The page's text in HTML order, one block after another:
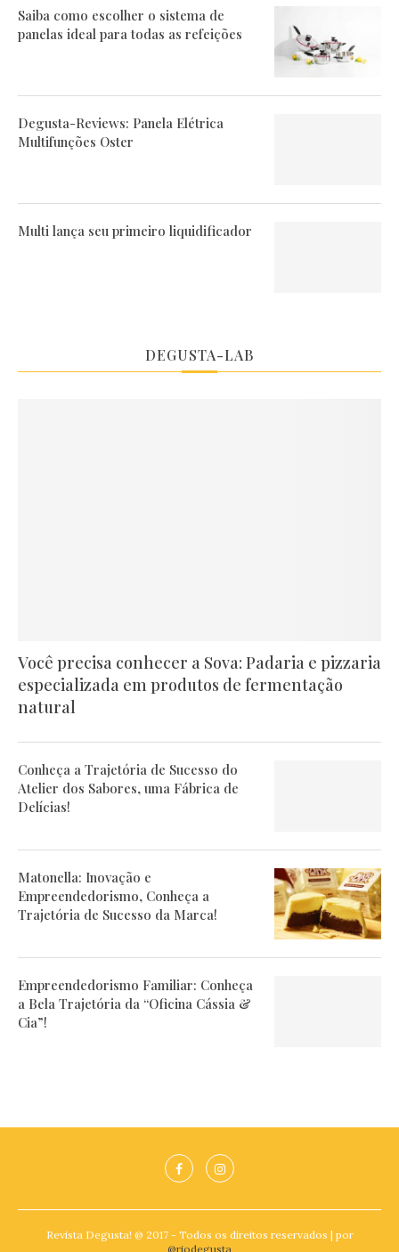
Saiba como escolher o sistema de
panelas ideal para todas as refeições
Degusta-Reviews: Panela Elétrica
Multifunções Oster
Multi lança seu primeiro liquidificador
DEGUSTA-LAB
Você precisa conhecer a Sova: Padaria e pizzaria
especializada em produtos de fermentação
natural
Conheça a Trajetória de Sucesso do
Atelier dos Sabores, uma Fábrica de
Delícias!
Matonella: Inovação e
Empreendedorismo, Conheça a
Trajetória de Sucesso da Marca!
Empreendedorismo Familiar: Conheça
a Bela Trajetória da “Oficina Cássia &
Cia”!
Revista Degusta! @ 2017 - Todos os direitos reservados | por
@riodegusta